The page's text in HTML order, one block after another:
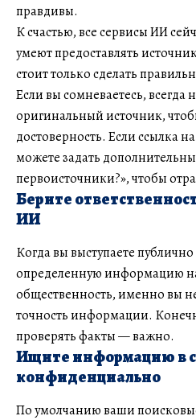
правдивы.
К счастью, все сервисы ИИ
умеют предоставлять
стоит только сделать
Если вы сомневаетесь,
оригинальный источник,
достоверность. Если ссылка
можете задать
первоисточники?», чтобы
Берите
ИИ
Когда вы выступаете
определенную информацию
общественность, именно вы
точность информации.
проверять факты — важно.
Ищите информацию в
конфиденциально
По умолчанию ваши